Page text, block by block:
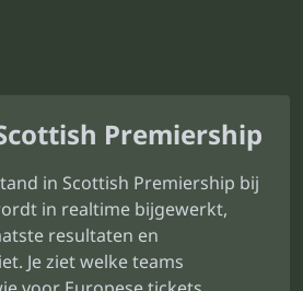
Premiership
in Scottish Premiership bij
in realtime bijgewerkt,
resultaten en
Je ziet welke teams